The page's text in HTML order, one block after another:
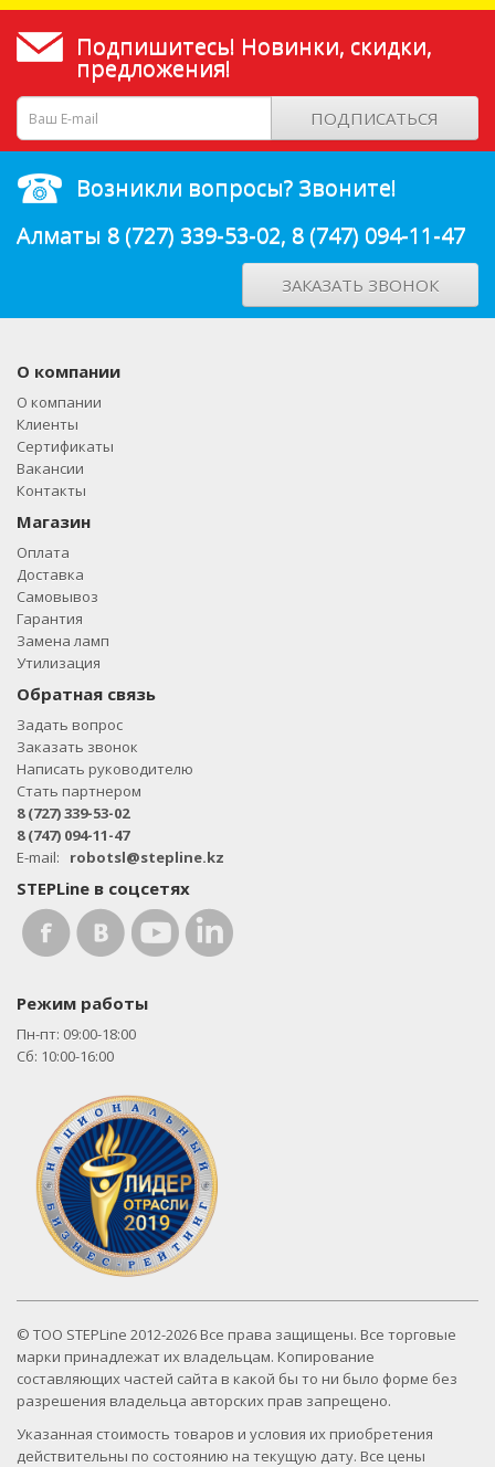
Подпишитесь! Новинки, скидки,
предложения!
ПОДПИСАТЬСЯ
Возникли вопросы? Звоните!
Алматы 8 (727) 339-53-02, 8 (747) 094-11-47
ЗАКАЗАТЬ ЗВОНОК
О компании
О компании
Клиенты
Сертификаты
Вакансии
Контакты
Магазин
Оплата
Доставка
Самовывоз
Гарантия
Замена ламп
Утилизация
Обратная связь
Задать вопрос
Заказать звонок
Написать руководителю
Стать партнером
8 (727) 339-53-02
8 (747) 094-11-47
E-mail: robotsl@stepline.kz
STEPLine в соцсетях
Режим работы
Пн-пт: 09:00-18:00
Сб: 10:00-16:00
© ТОО STEPLine 2012-2026 Все права защищены. Все торговые
марки принадлежат их владельцам. Копирование
составляющих частей сайта в какой бы то ни было форме без
разрешения владельца авторских прав запрещено.
Указанная стоимость товаров и условия их приобретения
действительны по состоянию на текущую дату. Все цены